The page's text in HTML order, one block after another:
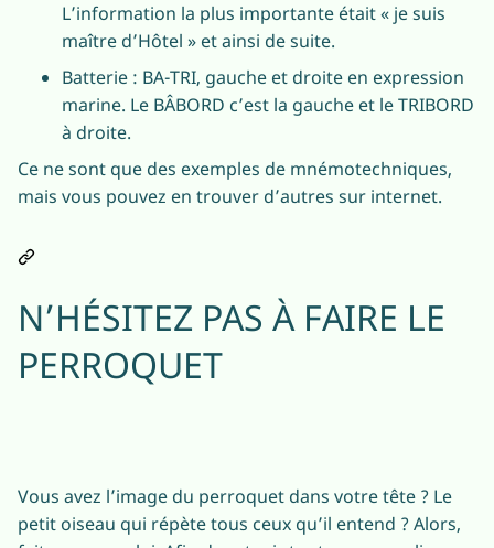
L’information la plus importante était « je suis
maître d’Hôtel » et ainsi de suite.
Batterie : BA-TRI, gauche et droite en expression
marine. Le BÂBORD c’est la gauche et le TRIBORD
à droite.
Ce ne sont que des exemples de mnémotechniques,
mais vous pouvez en trouver d’autres sur internet.
N’HÉSITEZ PAS À FAIRE LE
PERROQUET
Vous avez l’image du perroquet dans votre tête ? Le
petit oiseau qui répète tous ceux qu’il entend ? Alors,